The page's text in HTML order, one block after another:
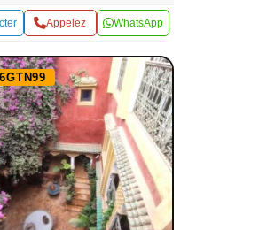
Appelez WhatsApp